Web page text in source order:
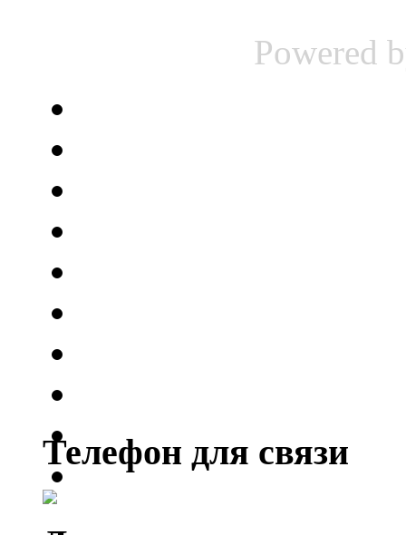
Powered
Телефон для связи